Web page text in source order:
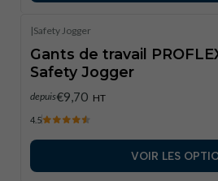
|Safety Jogger
Gants de travail
Safety Jogger​
depuis€9,70 HT
4.5
VOIR LES